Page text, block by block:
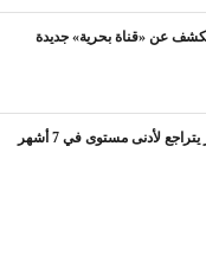
عن «قناة بحرية» جديدة
يتراجع لأدنى مستوى في 7 أشهر